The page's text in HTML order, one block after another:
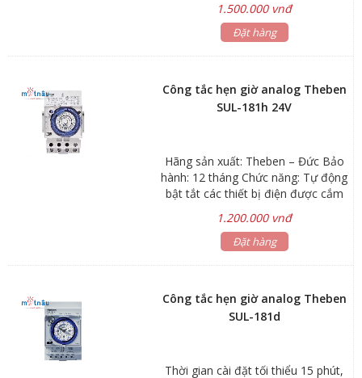
1.500.000 vnđ
Đặt hàng
Công tắc hẹn giờ analog Theben
SUL-181h 24V
Hãng sản xuất: Theben – Đức Bảo
hành: 12 tháng Chức năng: Tự động
bật tắt các thiết bị điện được cắm
vào theo thời gian đã cài đặt trước
Ứng dụng: Hẹn giờ tắt mở bình
nước nóng vào buổi sáng và buổi
giờ; Hẹn giờ bật tắt đèn quảng cáo,
đèn sân vườn, đèn cổng...; Hẹn giờ
bơm nước tưới cây, bơm nước bể
module 3 tép Thời gian cài đặt tối
1.200.000 vnđ
Đặt hàng
Công tắc hẹn giờ analog Theben
SUL-181d
Thời gian cài đặt tối thiểu 15 phút,